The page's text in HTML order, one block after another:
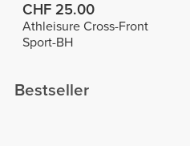
CHF 25.00
Athleisure Cross-Front
Sport-BH
Bestseller